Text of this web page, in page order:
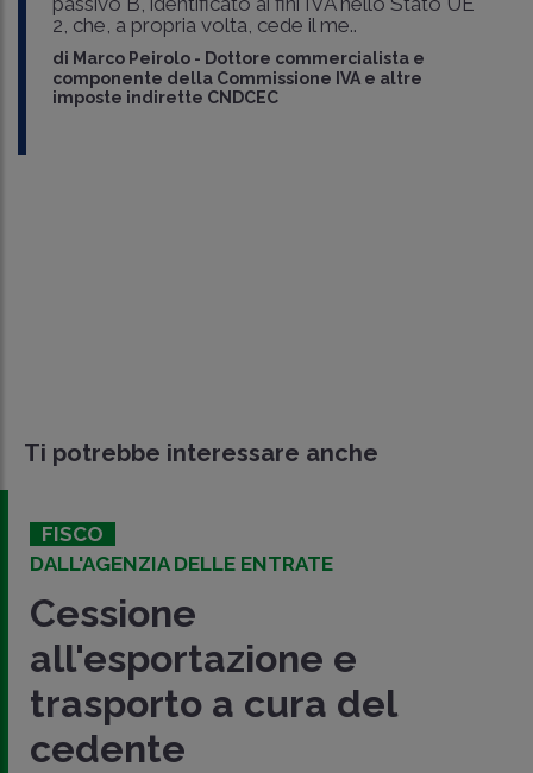
2, che, a propria volta, cede il me..
di Marco Peirolo - Dottore commercialista e
componente della Commissione IVA e altre
imposte indirette CNDCEC
Ti potrebbe interessare anche
FISCO
DALL'AGENZIA DELLE ENTRATE
Cessione
all'esportazione e
trasporto a cura del
cedente